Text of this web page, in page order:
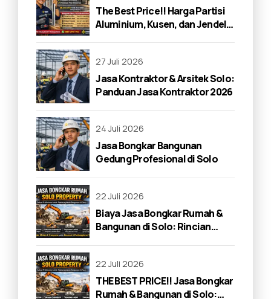
The Best Price!! Harga Partisi
Aluminium, Kusen, dan Jendela
27 Juli 2026
Jasa Kontraktor & Arsitek Solo:
Panduan Jasa Kontraktor 2026
24 Juli 2026
Jasa Bongkar Bangunan
Gedung Profesional di Solo
22 Juli 2026
Biaya Jasa Bongkar Rumah &
Bangunan di Solo: Rincian
22 Juli 2026
THE BEST PRICE!! Jasa Bongkar
Rumah & Bangunan di Solo: